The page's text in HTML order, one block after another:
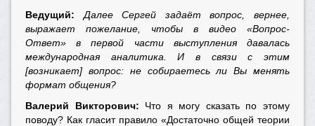
Ведущий:
Далее Сергей задаёт вопрос, вернее,
выражает пожелание, чтобы в видео «Вопрос-
Ответ» в первой части выступления давалась
международная аналитика. И в связи с этим
[возникает] вопрос: не собираетесь ли Вы менять
формат общения?
Валерий Викторович: Что я могу сказать по этому
поводу? Как гласит правило «Достаточно общей теории